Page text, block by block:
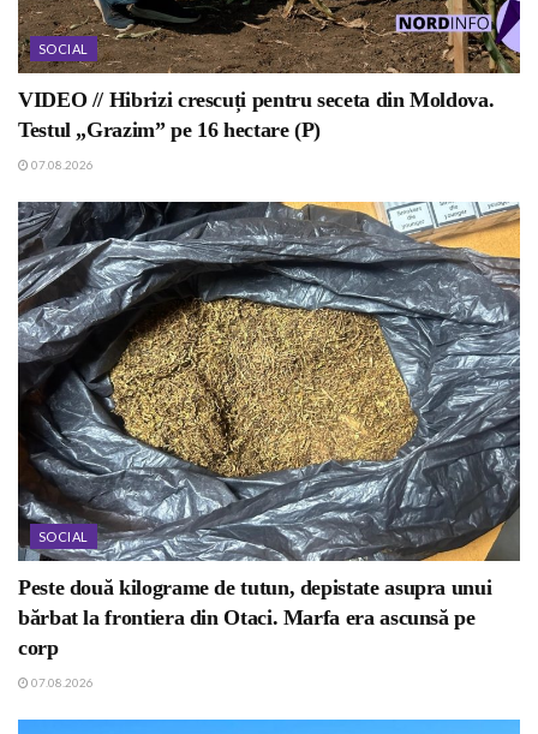
SOCIAL
VIDEO // Hibrizi crescuți pentru seceta din Moldova.
Testul „Grazim” pe 16 hectare (P)
07.08.2026
SOCIAL
Peste două kilograme de tutun, depistate asupra unui
bărbat la frontiera din Otaci. Marfa era ascunsă pe
corp
07.08.2026